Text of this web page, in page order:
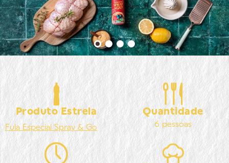
Produto Estrela
Fula Especial Spray & Go
Quantidade
6 pessoas